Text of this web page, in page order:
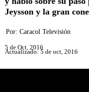
Jeysson y la gran
Por: Caracol Televisión
5 de Oct, 2016
Actualizado: 5 de oct, 2016